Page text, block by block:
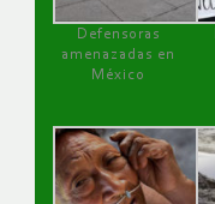
Defensoras
amenazadas en
México